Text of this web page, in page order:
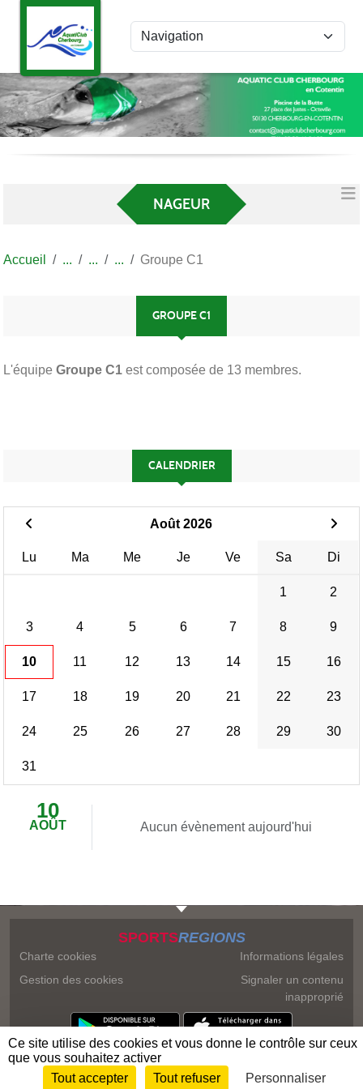
NAGEUR
Accueil Groupe C1
GROUPE C1
L'équipe Groupe C1 est composée de 13 membres.
CALENDRIER
Août 2026
Lu Ma Me Je Ve Sa Di
1 2
3 4 5 6 7 8 9
10 11 12 13 14 15 16
17 18 19 20 21 22 23
24 25 26 27 28 29 30
31
10
AOÛT Aucun évènement aujourd'hui
SPORTSREGIONS
Charte cookies
Gestion des cookies
Informations légales
Signaler un contenu
inapproprié
Envie de participer ? Connexion
Panneau de gestion des cookies
Ce site utilise des cookies et vous donne le contrôle sur ceux
que vous souhaitez activer
Tout accepter
Tout refuser Personnaliser